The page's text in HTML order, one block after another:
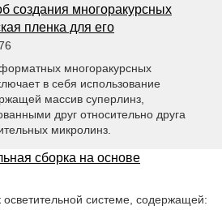
создания многоракурсных
пленка для его
многоракурсных
в себя использование
массив суперлинз,
друг относительно друга
микролинз.
сборка на основе
осветительной системе, содержащей: